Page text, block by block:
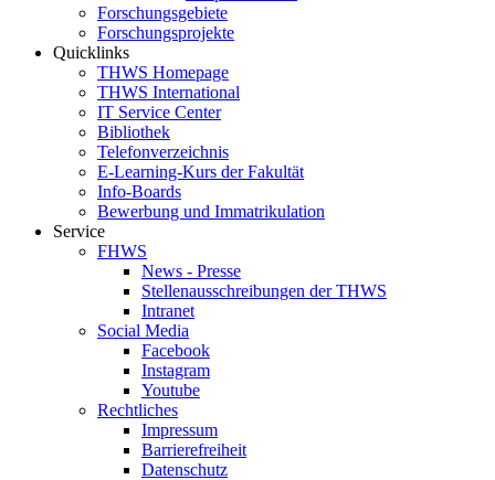
Forschungsgebiete
Forschungsprojekte
Quicklinks
THWS Homepage
THWS International
IT Service Center
Bibliothek
Telefonverzeichnis
E-Learning-Kurs der Fakultät
Info-Boards
Bewerbung und Immatrikulation
Service
FHWS
News - Presse
Stellenausschreibungen der THWS
Intranet
Social Media
Facebook
Instagram
Youtube
Rechtliches
Impressum
Barrierefreiheit
Datenschutz